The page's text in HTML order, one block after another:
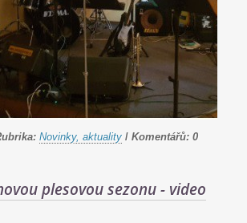
Novinky, aktuality / Komentářů: 0
plesovou sezonu - video